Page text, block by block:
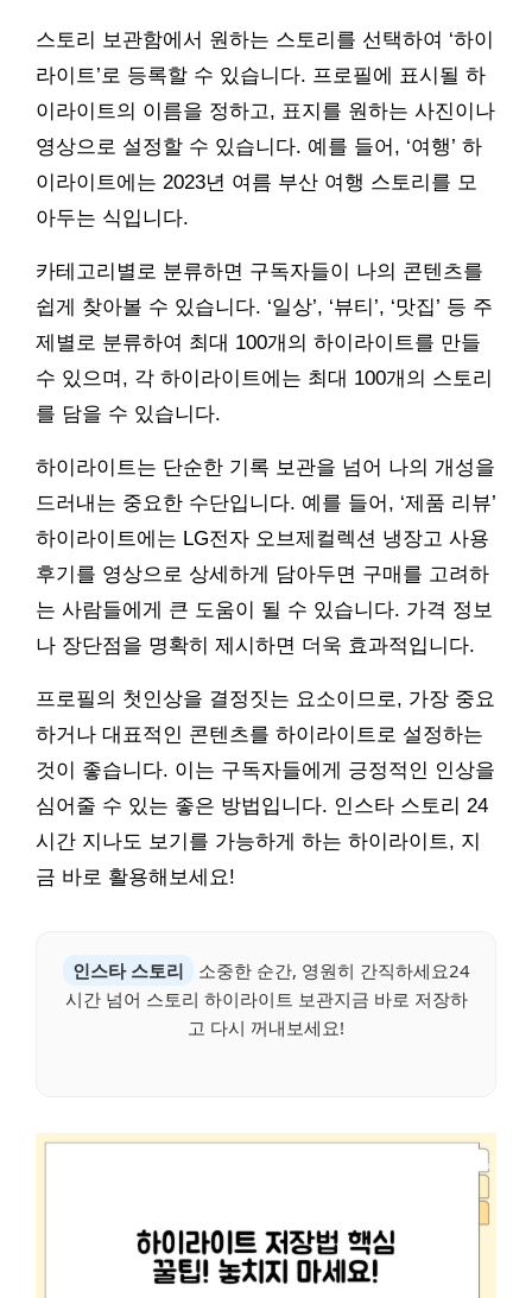
스토리 보관함에서 원하는 스토리를 선택하여 ‘하이
라이트’로 등록할 수 있습니다. 프로필에 표시될 하
이라이트의 이름을 정하고, 표지를 원하는 사진이나
영상으로 설정할 수 있습니다. 예를 들어, ‘여행’ 하
이라이트에는 2023년 여름 부산 여행 스토리를 모
아두는 식입니다.
카테고리별로 분류하면 구독자들이 나의 콘텐츠를
쉽게 찾아볼 수 있습니다. ‘일상’, ‘뷰티’, ‘맛집’ 등 주
제별로 분류하여 최대 100개의 하이라이트를 만들
수 있으며, 각 하이라이트에는 최대 100개의 스토리
를 담을 수 있습니다.
하이라이트는 단순한 기록 보관을 넘어 나의 개성을
드러내는 중요한 수단입니다. 예를 들어, ‘제품 리뷰’
하이라이트에는 LG전자 오브제컬렉션 냉장고 사용
후기를 영상으로 상세하게 담아두면 구매를 고려하
는 사람들에게 큰 도움이 될 수 있습니다. 가격 정보
나 장단점을 명확히 제시하면 더욱 효과적입니다.
프로필의 첫인상을 결정짓는 요소이므로, 가장 중요
하거나 대표적인 콘텐츠를 하이라이트로 설정하는
것이 좋습니다. 이는 구독자들에게 긍정적인 인상을
심어줄 수 있는 좋은 방법입니다. 인스타 스토리 24
시간 지나도 보기를 가능하게 하는 하이라이트, 지
금 바로 활용해보세요!
인스타 스토리
소중한 순간, 영원히 간직하세요24
시간 넘어 스토리 하이라이트 보관지금 바로 저장하
고 다시 꺼내보세요!